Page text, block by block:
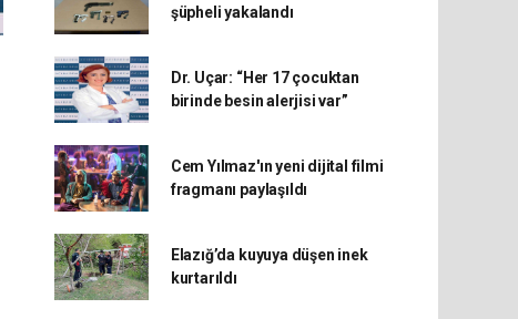
şüpheli yakalandı
Dr. Uçar: “Her 17 çocuktan
birinde besin alerjisi var”
Cem Yılmaz'ın yeni dijital filmi
fragmanı paylaşıldı
Elazığ’da kuyuya düşen inek
kurtarıldı